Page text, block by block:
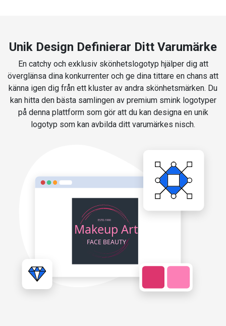
Unik Design Definierar Ditt Varumärke
En catchy och exklusiv skönhetslogotyp hjälper dig att
överglänsa dina konkurrenter och ge dina tittare en chans att
känna igen dig från ett kluster av andra skönhetsmärken. Du
kan hitta den bästa samlingen av premium smink logotyper
på denna plattform som gör att du kan designa en unik
logotyp som kan avbilda ditt varumärkes nisch.